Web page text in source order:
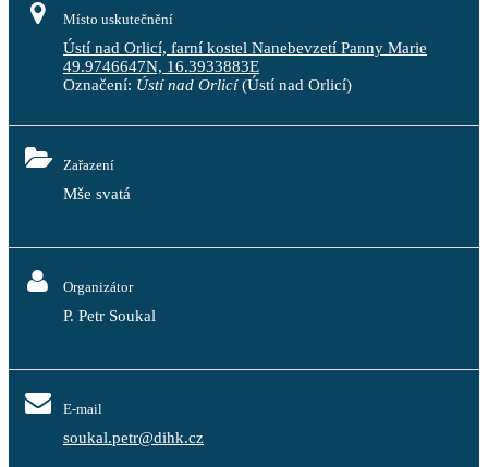
Místo uskutečnění
Ústí nad Orlicí, farní kostel Nanebevzetí Panny Marie
49.9746647N, 16.3933883E
Označení: Ústí nad Orlicí(Ústí nad Orlicí)
Zařazení
Mše svatá
Organizátor
P. Petr Soukal
E-mail
soukal.petr@dihk.cz